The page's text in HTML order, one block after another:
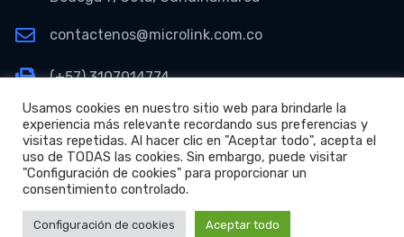
contactenos@microlink.com.co
(+57) 3107014774
Copyright © 2026 Microlink S.A.S.
+
Usamos cookies en nuestro sitio web para brindarle la
experiencia más relevante recordando sus preferencias y
visitas repetidas. Al hacer clic en "Aceptar todo", acepta el
uso de TODAS las cookies. Sin embargo, puede visitar
"Configuración de cookies" para proporcionar un
consentimiento controlado.
Configuración de cookies Aceptar todo